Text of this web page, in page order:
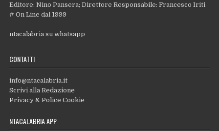
Editore: Nino Pansera; Direttore Responsabile: Francesco Iriti
# On Line dal 1999
ntacalabria su whatsapp
CONTATTI
info@ntacalabria.it
Scrivi alla Redazione
Privacy & Police Cookie
NTACALABRIA APP